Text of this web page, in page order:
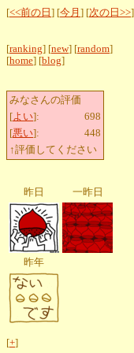
[<<前の日 ] [今月 ] [次の日>>]
[ranking] [new] [random]
[home] [blog]
みなさんの評価
[よい]:
698
[悪い]:
448
↑評価してください
昨日 一昨日
昨年
[+]